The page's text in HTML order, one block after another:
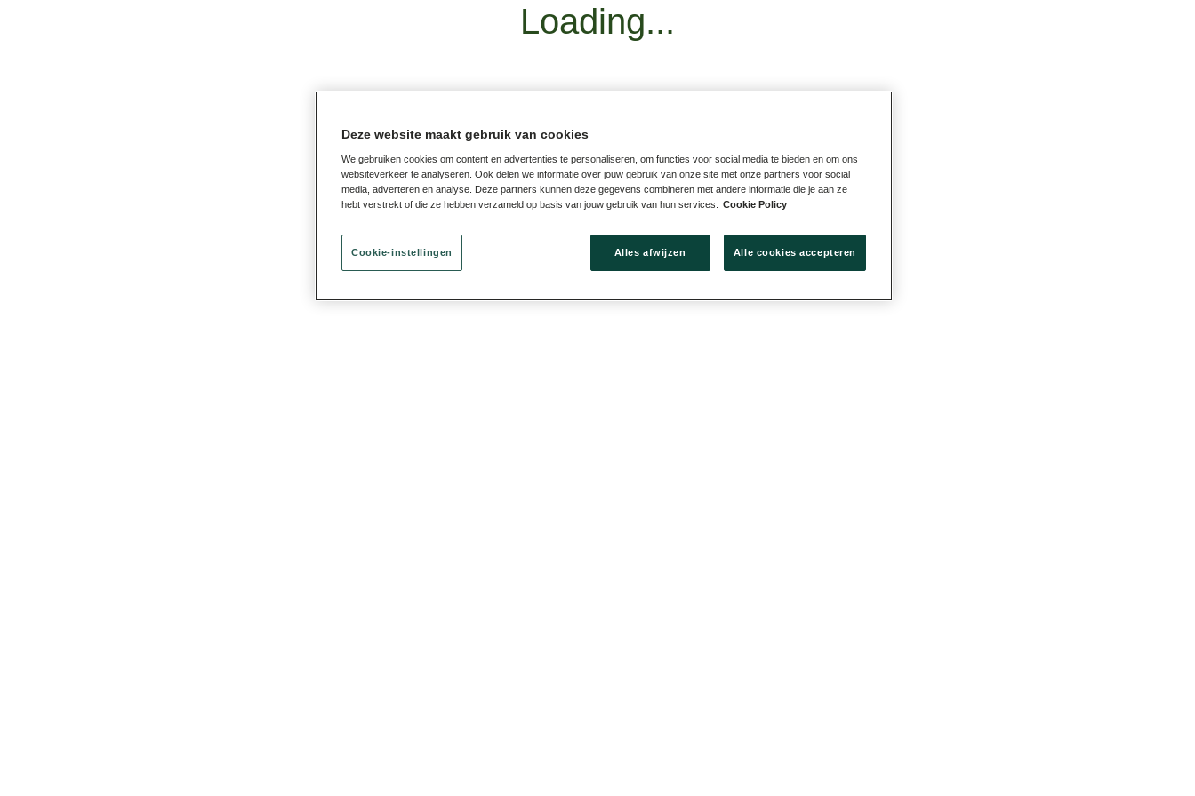
Loading...
Deze website maakt gebruik van cookies
We gebruiken cookies om content en advertenties te personaliseren, om functies voor social media te bieden en om ons
websiteverkeer te analyseren. Ook delen we informatie over jouw gebruik van onze site met onze partners voor social
media, adverteren en analyse. Deze partners kunnen deze gegevens combineren met andere informatie die je aan ze
hebt verstrekt of die ze hebben verzameld op basis van jouw gebruik van hun services.
Cookie Policy
Cookie-instellingen Alles afwijzen Alle cookies accepteren